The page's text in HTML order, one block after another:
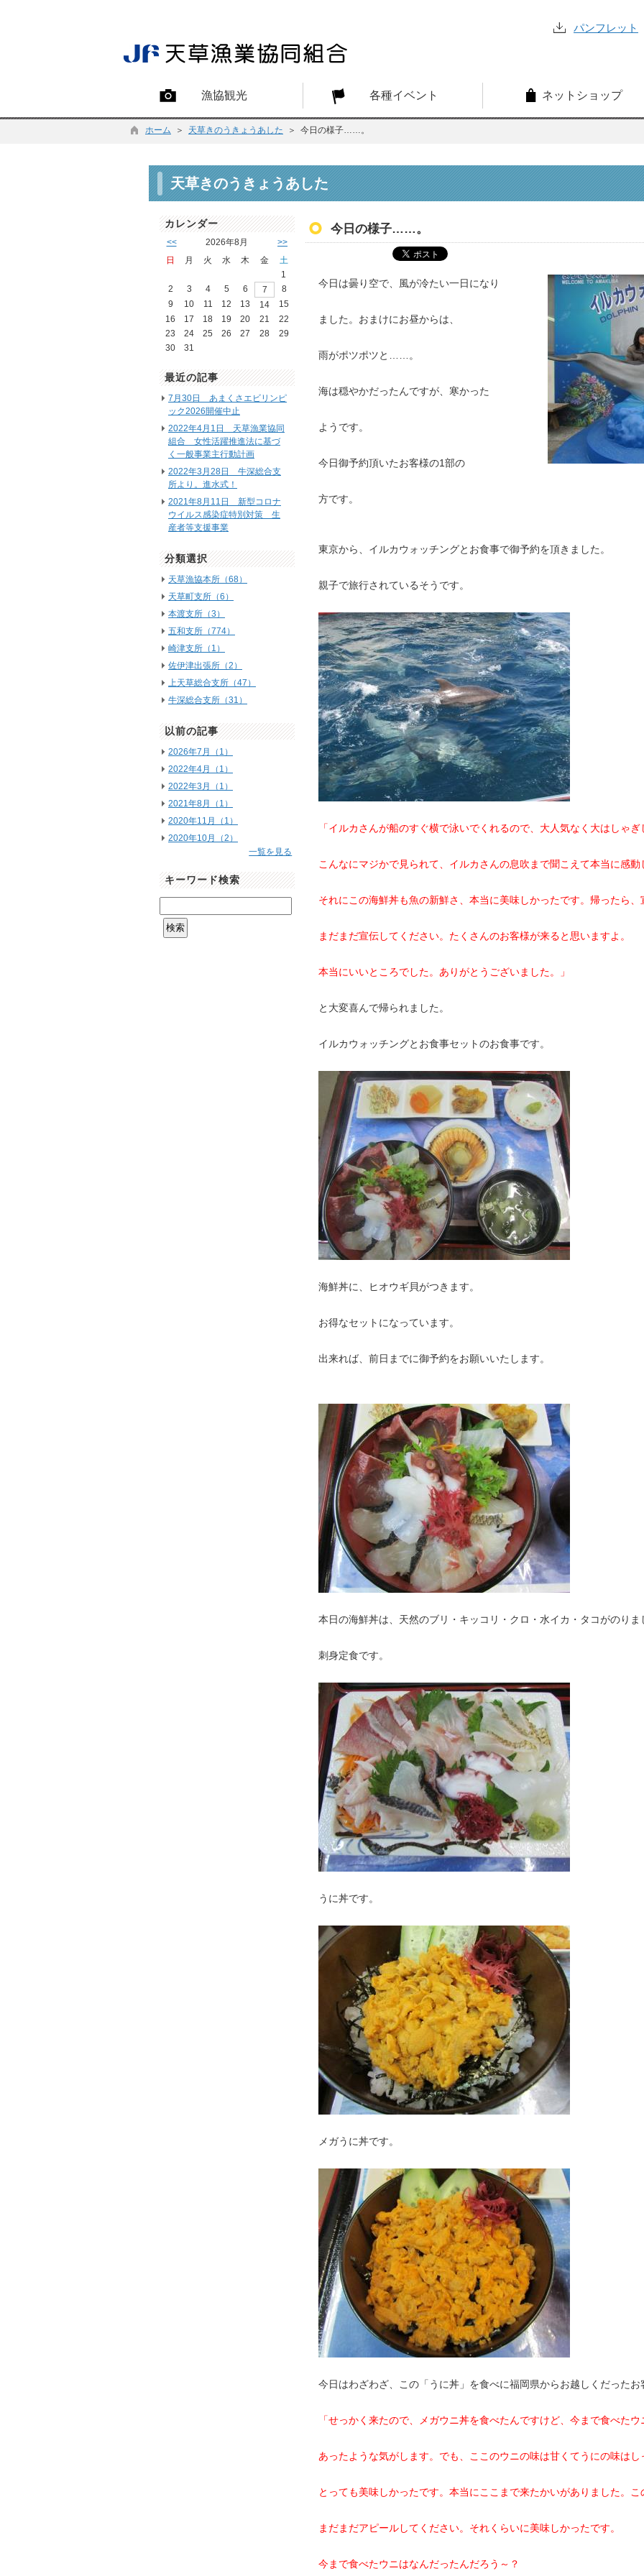
パンフレット
漁協観光 各種イベント ネットショップ
ホーム ＞ 天草きのうきょうあした ＞ 今日の様子……。
天草きのうきょうあした
カレンダー
<< 2026年8月 >>
日 月 火 水 木 金
土
1
2
3 4 5 6 7
8
9
10 11 12 13 14
15
16
17 18 19 20 21
22
23
24 25 26 27 28
29
30
31
最近の記事
7月30日 あまくさエビリンピ
ック2026開催中止
2022年4月1日 天草漁業協同
組合 女性活躍推進法に基づ
く一般事業主行動計画
2022年3月28日 牛深総合支
所より。進水式！
2021年8月11日 新型コロナ
ウイルス感染症特別対策 生
産者等支援事業
分類選択
天草漁協本所（68）
天草町支所（6）
本渡支所（3）
五和支所（774）
崎津支所（1）
佐伊津出張所（2）
上天草総合支所（47）
牛深総合支所（31）
以前の記事
2026年7月（1）
2022年4月（1）
2022年3月（1）
2021年8月（1）
2020年11月（1）
2020年10月（2）
一覧を見る
キーワード検索
今日の様子……。
今日は曇り空で、風が冷たい一日になり
ました。おまけにお昼からは、
雨がポツポツと……。
海は穏やかだったんですが、寒かった
ようです。
今日御予約頂いたお客様の1部の
方です。
東京から、イルカウォッチングとお食事で御予約を頂きました。
親子で旅行されているそうです。
「イルカさんが船のすぐ横で泳いでくれるので、大人気なく大はしゃぎ
こんなにマジかで見られて、イルカさんの息吹まで聞こえて本当に感動
それにこの海鮮丼も魚の新鮮さ、本当に美味しかったです。帰ったら
まだまだ宣伝してください。たくさんのお客様が来ると思いますよ。
本当にいいところでした。ありがとうございました。」
と大変喜んで帰られました。
イルカウォッチングとお食事セットのお食事です。
海鮮丼に、ヒオウギ貝がつきます。
お得なセットになっています。
出来れば、前日までに御予約をお願いいたします。
本日の海鮮丼は、天然のブリ・キッコリ・クロ・水イカ・タコがのりま
刺身定食です。
うに丼です。
メガうに丼です。
今日はわざわざ、この「うに丼」を食べに福岡県からお越しくだった
「せっかく来たので、メガウニ丼を食べたんですけど、今まで食べた
あったような気がします。でも、ここのウニの味は甘くてうにの味はし
とっても美味しかったです。本当にここまで来たかいがありました。
まだまだアピールしてください。それくらいに美味しかったです。
今まで食べたウニはなんだったんだろう～？